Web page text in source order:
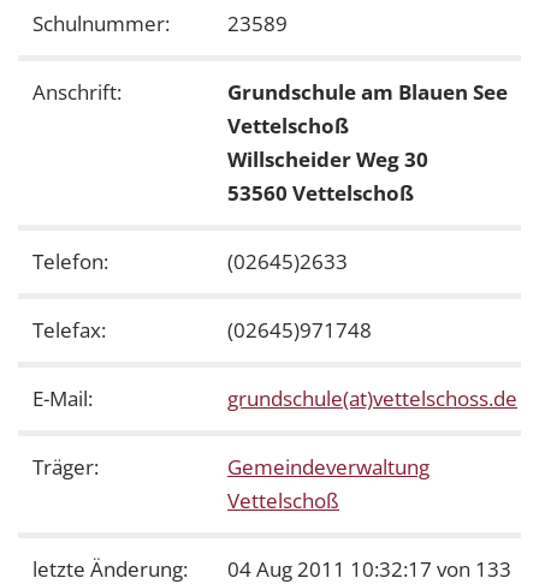
Schulnummer: 23589
Anschrift:
Grundschule am Blauen See
Vettelschoß
Willscheider Weg 30
53560 Vettelschoß
Telefon: (02645)2633
Telefax: (02645)971748
E-Mail: grundschule(at)vettelschoss.de
Träger:
Gemeindeverwaltung
Vettelschoß
letzte Änderung: 04 Aug 2011 10:32:17 von 133